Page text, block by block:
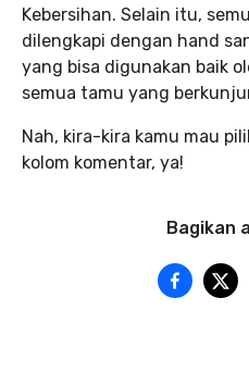
Kebersihan. Selain itu,
dilengkapi dengan hand
yang bisa digunakan baik
semua tamu yang
Nah, kira-kira kamu mau
kolom komentar, ya!
Bagikan